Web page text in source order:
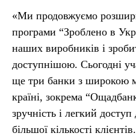
«Ми продовжуємо
програми “Зроблено в
наших виробників і
доступнішою. Сьогодні
ще три банки з широкою
країні, зокрема
зручність і легкий
більшої кількості